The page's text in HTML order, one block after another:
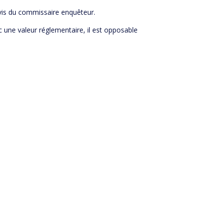
du commissaire enquêteur.
une valeur réglementaire, il est opposable